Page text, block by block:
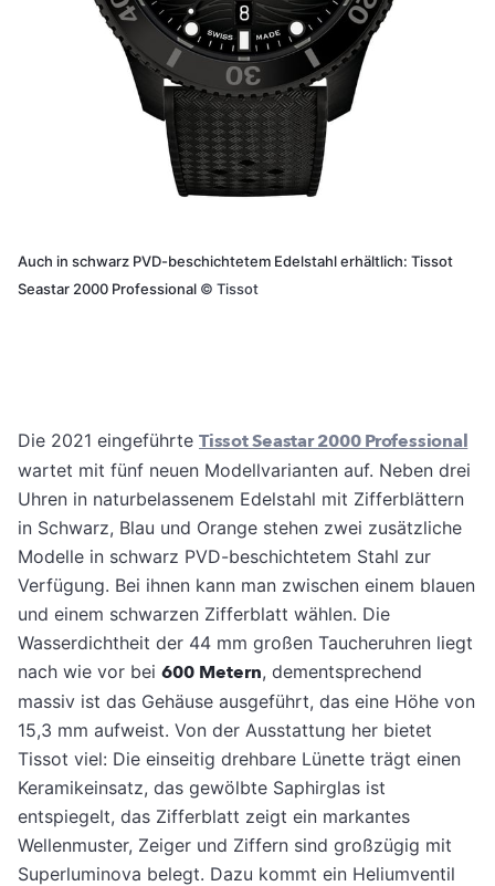
Auch in schwarz PVD-beschichtetem Edelstahl erhältlich: Tissot
Seastar 2000 Professional © Tissot
Die 2021 eingeführte Tissot Seastar 2000 Professional
wartet mit fünf neuen Modellvarianten auf. Neben drei
Uhren in naturbelassenem Edelstahl mit Zifferblättern
in Schwarz, Blau und Orange stehen zwei zusätzliche
Modelle in schwarz PVD-beschichtetem Stahl zur
Verfügung. Bei ihnen kann man zwischen einem blauen
und einem schwarzen Zifferblatt wählen. Die
Wasserdichtheit der 44 mm großen Taucheruhren liegt
nach wie vor bei 600 Metern, dementsprechend
massiv ist das Gehäuse ausgeführt, das eine Höhe von
15,3 mm aufweist. Von der Ausstattung her bietet
Tissot viel: Die einseitig drehbare Lünette trägt einen
Keramikeinsatz, das gewölbte Saphirglas ist
entspiegelt, das Zifferblatt zeigt ein markantes
Wellenmuster, Zeiger und Ziffern sind großzügig mit
Superluminova belegt. Dazu kommt ein Heliumventil